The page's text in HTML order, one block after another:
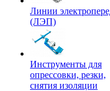
Линии
(ЛЭП)
Инструменты для
опрессовки, резки,
снятия изоляции